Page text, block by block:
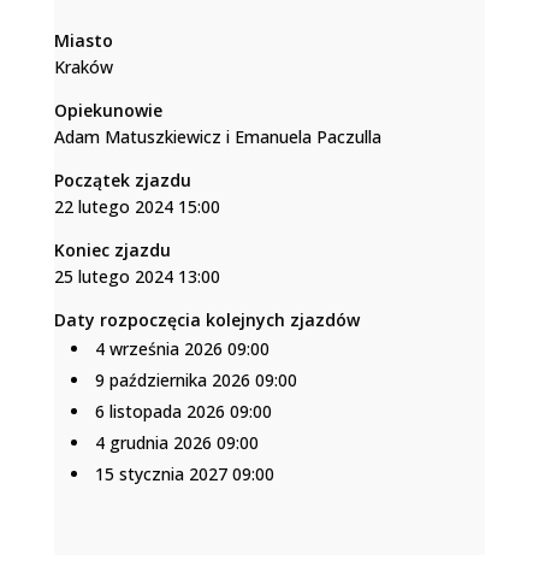
Miasto
Kraków
Opiekunowie
Adam Matuszkiewicz i Emanuela Paczulla
Początek zjazdu
22 lutego 2024 15:00
Koniec zjazdu
25 lutego 2024 13:00
Daty rozpoczęcia kolejnych zjazdów
4 września 2026 09:00
9 października 2026 09:00
6 listopada 2026 09:00
4 grudnia 2026 09:00
15 stycznia 2027 09:00